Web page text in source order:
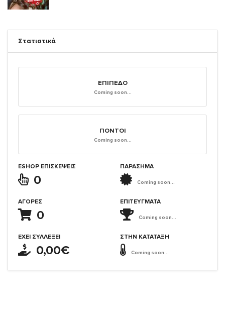
Στατιστικά
ΕΠΊΠΕΔΟ
Coming soon...
ΠΌΝΤΟΙ
Coming soon...
ESHOP ΕΠΙΣΚΈΨΕΙΣ
0
ΑΓΟΡΈΣ
0
ΈΧΕΙ ΣΥΛΛΈΞΕΙ
0,00€
ΠΑΡΑΣΗΜΑ
Coming soon...
ΕΠΙΤΕΎΓΜΑΤΑ
Coming soon...
ΣΤΗΝ ΚΑΤΆΤΑΞΗ
Coming soon...